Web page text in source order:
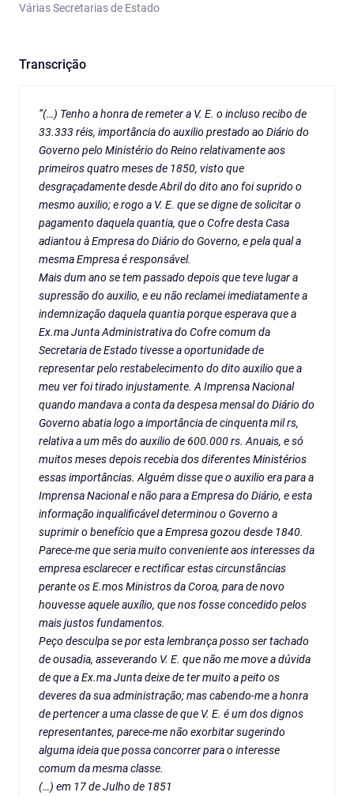
Várias Secretarias de Estado
Transcrição
“(…) Tenho a honra de remeter a V. E. o incluso recibo de
33.333 réis, importância do auxilio prestado ao Diário do
Governo pelo Ministério do Reino relativamente aos
primeiros quatro meses de 1850, visto que
desgraçadamente desde Abril do dito ano foi suprido o
mesmo auxilio; e rogo a V. E. que se digne de solicitar o
pagamento daquela quantia, que o Cofre desta Casa
adiantou à Empresa do Diário do Governo, e pela qual a
mesma Empresa é responsável.
Mais dum ano se tem passado depois que teve lugar a
supressão do auxilio, e eu não reclamei imediatamente a
indemnização daquela quantia porque esperava que a
Ex.ma Junta Administrativa do Cofre comum da
Secretaria de Estado tivesse a oportunidade de
representar pelo restabelecimento do dito auxilio que a
meu ver foi tirado injustamente. A Imprensa Nacional
quando mandava a conta da despesa mensal do Diário do
Governo abatia logo a importância de cinquenta mil rs,
relativa a um mês do auxilio de 600.000 rs. Anuais, e só
muitos meses depois recebia dos diferentes Ministérios
essas importâncias. Alguém disse que o auxilio era para a
Imprensa Nacional e não para a Empresa do Diário, e esta
informação inqualificável determinou o Governo a
suprimir o benefício que a Empresa gozou desde 1840.
Parece-me que seria muito conveniente aos interesses da
empresa esclarecer e rectificar estas circunstâncias
perante os E.mos Ministros da Coroa, para de novo
houvesse aquele auxílio, que nos fosse concedido pelos
mais justos fundamentos.
Peço desculpa se por esta lembrança posso ser tachado
de ousadia, asseverando V. E. que não me move a dúvida
de que a Ex.ma Junta deixe de ter muito a peito os
deveres da sua administração; mas cabendo-me a honra
de pertencer a uma classe de que V. E. é um dos dignos
representantes, parece-me não exorbitar sugerindo
alguma ideia que possa concorrer para o interesse
comum da mesma classe.
(…) em 17 de Julho de 1851